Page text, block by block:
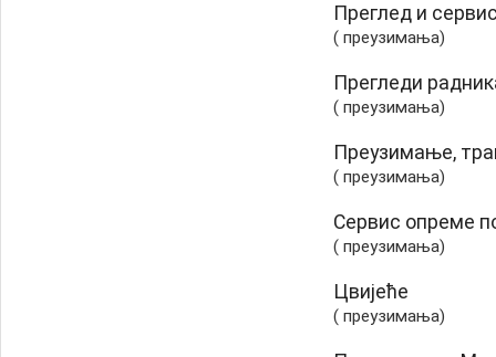
Преглед и
( преузимања)
Прегледи
( преузимања)
Преузимање,
( преузимања)
Сервис опреме
( преузимања)
Цвијеће
( преузимања)